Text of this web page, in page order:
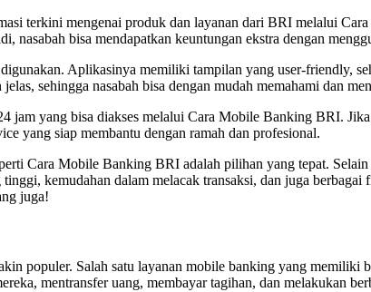
terkini mengenai produk dan layanan dari BRI melalui
nasabah bisa mendapatkan keuntungan ekstra dengan
Aplikasinya memiliki tampilan yang user-friendly,
sehingga nasabah bisa dengan mudah memahami dan
jam yang bisa diakses melalui Cara Mobile Banking BRI.
yang siap membantu dengan ramah dan profesional.
Cara Mobile Banking BRI adalah pilihan yang tepat.
kemudahan dalam melacak transaksi, dan juga
juga!
populer. Salah satu layanan mobile banking yang
mentransfer uang, membayar tagihan, dan melakukan